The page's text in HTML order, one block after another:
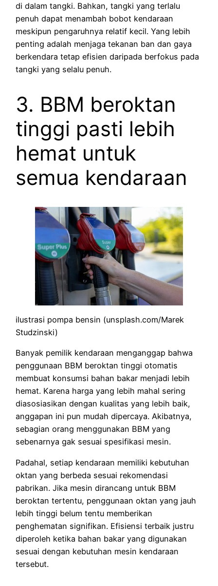
di dalam tangki. Bahkan, tangki yang terlalu
penuh dapat menambah bobot kendaraan
meskipun pengaruhnya relatif kecil. Yang lebih
penting adalah menjaga tekanan ban dan gaya
berkendara tetap efisien daripada berfokus pada
tangki yang selalu penuh.
3. BBM beroktan
tinggi pasti lebih
hemat untuk
semua kendaraan
ilustrasi pompa bensin (unsplash.com/Marek
Studzinski)
Banyak pemilik kendaraan menganggap bahwa
penggunaan BBM beroktan tinggi otomatis
membuat konsumsi bahan bakar menjadi lebih
hemat. Karena harga yang lebih mahal sering
diasosiasikan dengan kualitas yang lebih baik,
anggapan ini pun mudah dipercaya. Akibatnya,
sebagian orang menggunakan BBM yang
sebenarnya gak sesuai spesifikasi mesin.
Padahal, setiap kendaraan memiliki kebutuhan
oktan yang berbeda sesuai rekomendasi
pabrikan. Jika mesin dirancang untuk BBM
beroktan tertentu, penggunaan oktan yang jauh
lebih tinggi belum tentu memberikan
penghematan signifikan. Efisiensi terbaik justru
diperoleh ketika bahan bakar yang digunakan
sesuai dengan kebutuhan mesin kendaraan
tersebut.